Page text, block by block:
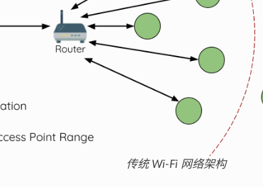
传统 Wi-Fi 网络架构